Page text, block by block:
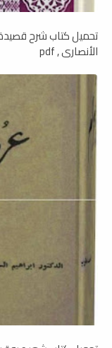
تحميل كتاب شرح
الأنصاري , pdf